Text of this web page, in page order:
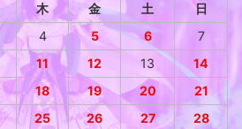
木 金 土
日
4 5 6
7
11 12 13
14
18 19 20
21
25 26 27
28